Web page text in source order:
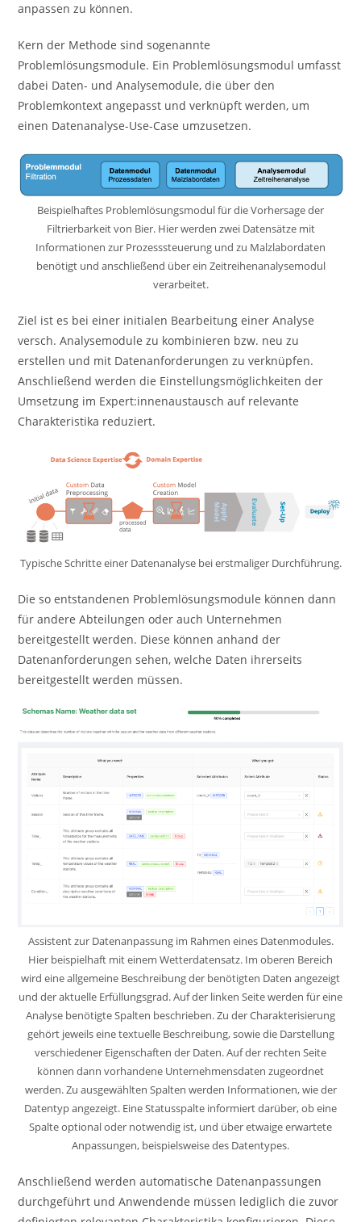
anpassen zu können.
Kern der Methode sind sogenannte
Problemlösungsmodule. Ein Problemlösungsmodul umfasst
dabei Daten- und Analysemodule, die über den
Problemkontext angepasst und verknüpft werden, um
einen Datenanalyse-Use-Case umzusetzen.
Beispielhaftes Problemlösungsmodul für die Vorhersage der
Filtrierbarkeit von Bier. Hier werden zwei Datensätze mit
Informationen zur Prozesssteuerung und zu Malzlabordaten
benötigt und anschließend über ein Zeitreihenanalysemodul
verarbeitet.
Ziel ist es bei einer initialen Bearbeitung einer Analyse
versch. Analysemodule zu kombinieren bzw. neu zu
erstellen und mit Datenanforderungen zu verknüpfen.
Anschließend werden die Einstellungsmöglichkeiten der
Umsetzung im Expert:innenaustausch auf relevante
Charakteristika reduziert.
Typische Schritte einer Datenanalyse bei erstmaliger Durchführung.
Die so entstandenen Problemlösungsmodule können dann
für andere Abteilungen oder auch Unternehmen
bereitgestellt werden. Diese können anhand der
Datenanforderungen sehen, welche Daten ihrerseits
bereitgestellt werden müssen.
Assistent zur Datenanpassung im Rahmen eines Datenmodules.
Hier beispielhaft mit einem Wetterdatensatz. Im oberen Bereich
wird eine allgemeine Beschreibung der benötigten Daten angezeigt
und der aktuelle Erfüllungsgrad. Auf der linken Seite werden für eine
Analyse benötigte Spalten beschrieben. Zu der Charakterisierung
gehört jeweils eine textuelle Beschreibung, sowie die Darstellung
verschiedener Eigenschaften der Daten. Auf der rechten Seite
können dann vorhandene Unternehmensdaten zugeordnet
werden. Zu ausgewählten Spalten werden Informationen, wie der
Datentyp angezeigt. Eine Statusspalte informiert darüber, ob eine
Spalte optional oder notwendig ist, und über etwaige erwartete
Anpassungen, beispielsweise des Datentypes.
Anschließend werden automatische Datenanpassungen
durchgeführt und Anwendende müssen lediglich die zuvor